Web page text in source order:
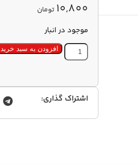
10,800 تومان
موجود در انبار
افزودن به سبد خرید
اشتراک گذاری: